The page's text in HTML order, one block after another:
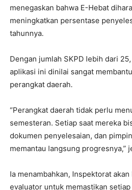
menegaskan bahwa E-Hebat
meningkatkan persentase
tahunnya.
Dengan jumlah SKPD lebih dari
aplikasi ini dinilai sangat
perangkat daerah.
“Perangkat daerah tidak perlu
semesteran. Setiap saat mereka
dokumen penyelesaian, dan
memantau langsung progresnya,”
Ia menambahkan, Inspektorat
evaluator untuk memastikan